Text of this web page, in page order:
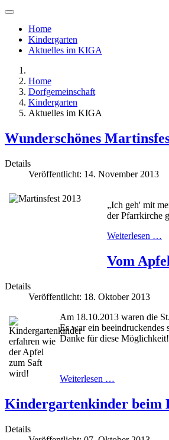
Home
Kindergarten
Aktuelles im KIGA
Home
Dorfgemeinschaft
Kindergarten
Aktuelles im KIGA
Wunderschönes
Details
Veröffentlicht: 14. November 2013
„Ich geh' mit
der Pfarrkirche
Weiterlesen …
Vom
Details
Veröffentlicht: 18. Oktober 2013
Am 18.10.2013 waren die
Es war ein
Danke für diese Möglichkeit!
Weiterlesen …
Kindergartenkinder beim
Details